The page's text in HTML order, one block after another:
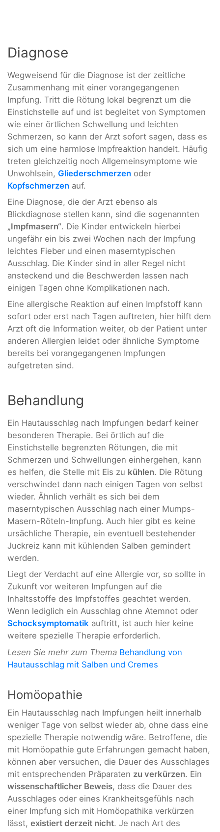
Diagnose
Wegweisend für die Diagnose ist der zeitliche
Zusammenhang mit einer vorangegangenen
Impfung. Tritt die Rötung lokal begrenzt um die
Einstichstelle auf und ist begleitet von Symptomen
wie einer örtlichen Schwellung und leichten
Schmerzen, so kann der Arzt sofort sagen, dass es
sich um eine harmlose Impfreaktion handelt. Häufig
treten gleichzeitig noch Allgemeinsymptome wie
Unwohlsein, Gliederschmerzen oder
Kopfschmerzen auf.
Eine Diagnose, die der Arzt ebenso als
Blickdiagnose stellen kann, sind die sogenannten
„Impfmasern“. Die Kinder entwickeln hierbei
ungefähr ein bis zwei Wochen nach der Impfung
leichtes Fieber und einen maserntypischen
Ausschlag. Die Kinder sind in aller Regel nicht
ansteckend und die Beschwerden lassen nach
einigen Tagen ohne Komplikationen nach.
Eine allergische Reaktion auf einen Impfstoff kann
sofort oder erst nach Tagen auftreten, hier hilft dem
Arzt oft die Information weiter, ob der Patient unter
anderen Allergien leidet oder ähnliche Symptome
bereits bei vorangegangenen Impfungen
aufgetreten sind.
Behandlung
Ein Hautausschlag nach Impfungen bedarf keiner
besonderen Therapie. Bei örtlich auf die
Einstichstelle begrenzten Rötungen, die mit
Schmerzen und Schwellungen einhergehen, kann
es helfen, die Stelle mit Eis zu kühlen. Die Rötung
verschwindet dann nach einigen Tagen von selbst
wieder. Ähnlich verhält es sich bei dem
maserntypischen Ausschlag nach einer Mumps-
Masern-Röteln-Impfung. Auch hier gibt es keine
ursächliche Therapie, ein eventuell bestehender
Juckreiz kann mit kühlenden Salben gemindert
werden.
Liegt der Verdacht auf eine Allergie vor, so sollte in
Zukunft vor weiteren Impfungen auf die
Inhaltsstoffe des Impfstoffes geachtet werden.
Wenn lediglich ein Ausschlag ohne Atemnot oder
Schocksymptomatik auftritt, ist auch hier keine
weitere spezielle Therapie erforderlich.
Lesen Sie mehr zum Thema Behandlung von
Hautausschlag mit Salben und Cremes
Homöopathie
Ein Hautausschlag nach Impfungen heilt innerhalb
weniger Tage von selbst wieder ab, ohne dass eine
spezielle Therapie notwendig wäre. Betroffene, die
mit Homöopathie gute Erfahrungen gemacht haben,
können aber versuchen, die Dauer des Ausschlages
mit entsprechenden Präparaten zu verkürzen. Ein
wissenschaftlicher Beweis, dass die Dauer des
Ausschlages oder eines Krankheitsgefühls nach
einer Impfung sich mit Homöopathika verkürzen
lässt, existiert derzeit nicht. Je nach Art des